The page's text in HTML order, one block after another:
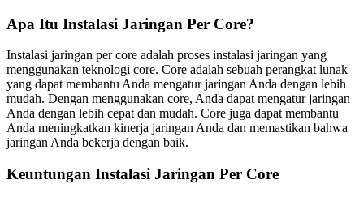
Apa Itu Instalasi Jaringan Per Core?
Instalasi jaringan per core adalah proses instalasi jaringan yang
menggunakan teknologi core. Core adalah sebuah perangkat lunak
yang dapat membantu Anda mengatur jaringan Anda dengan lebih
mudah. Dengan menggunakan core, Anda dapat mengatur jaringan
Anda dengan lebih cepat dan mudah. Core juga dapat membantu
Anda meningkatkan kinerja jaringan Anda dan memastikan bahwa
jaringan Anda bekerja dengan baik.
Keuntungan Instalasi Jaringan Per Core